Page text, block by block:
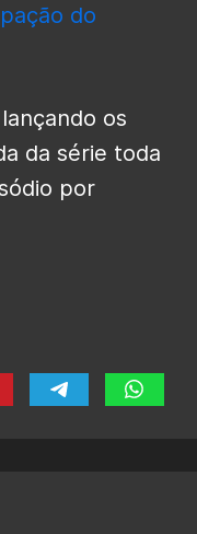
do
os
da série toda
por